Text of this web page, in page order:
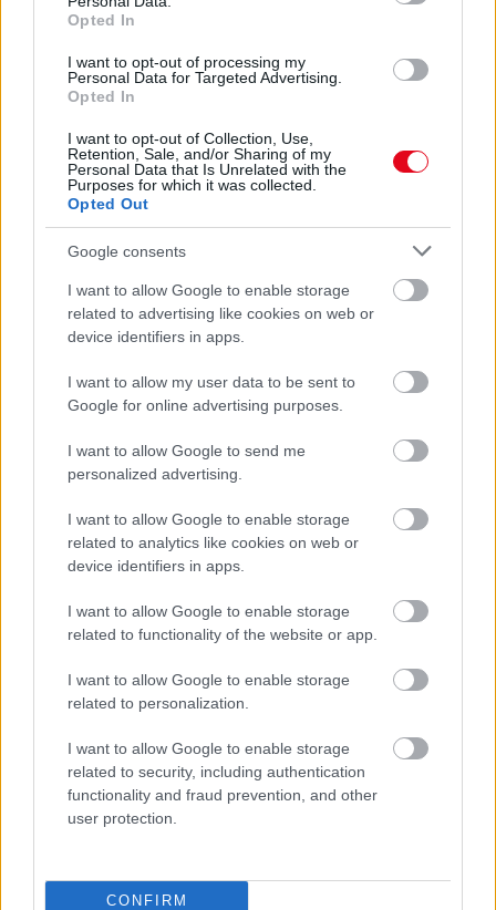
Opted In
I want to opt-out of processing my
Personal Data for Targeted Advertising.
Opted In
I want to opt-out of Collection, Use,
Retention, Sale, and/or Sharing of my
Personal Data that Is Unrelated with the
Purposes for which it was collected.
Opted Out
Google consents
I want to allow Google to enable storage
related to advertising like cookies on web or
device identifiers in apps.
I want to allow my user data to be sent to
Google for online advertising purposes.
I want to allow Google to send me
personalized advertising.
I want to allow Google to enable storage
related to analytics like cookies on web or
device identifiers in apps.
I want to allow Google to enable storage
related to functionality of the website or app.
I want to allow Google to enable storage
related to personalization.
I want to allow Google to enable storage
related to security, including authentication
functionality and fraud prevention, and other
user protection.
CONFIRM
Egyre több embernél jelentkezik ez a hiányállapot – az
első jelek szinte észrevehetetlenek
Ha ezt érzed evés után, a szervezeted fontos dologra
próbál figyelmeztetni